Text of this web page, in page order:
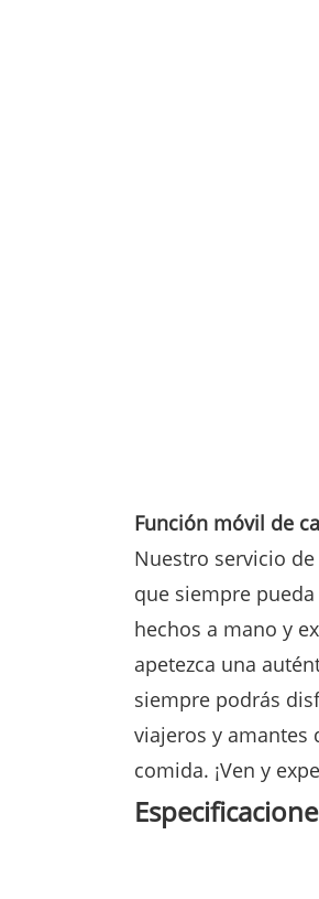
Función móvil de
Nuestro servicio
que siempre
hechos a mano y
apetezca una
siempre podrás
viajeros y amantes
comida. ¡Ven y